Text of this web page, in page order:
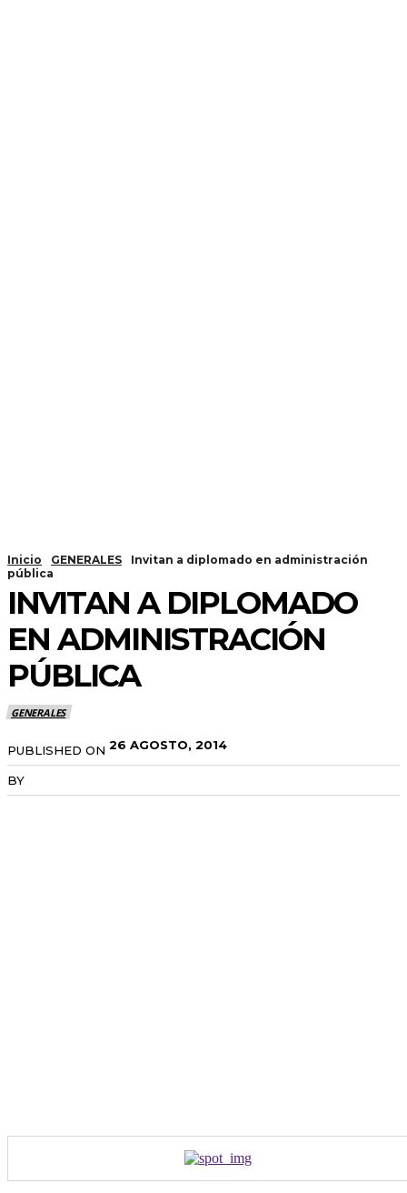
Inicio GENERALES
Invitan a diplomado en administración
pública
INVITAN A DIPLOMADO
EN ADMINISTRACIÓN
PÚBLICA
GENERALES
PUBLISHED ON 26 AGOSTO, 2014
BY